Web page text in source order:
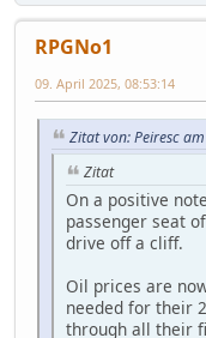
RPGNo1
09. April 2025, 08:53:14
Zitat von: Peiresc
Zitat
On a positive
passenger seat
drive off a cliff.
Oil prices are
needed for their
through all their